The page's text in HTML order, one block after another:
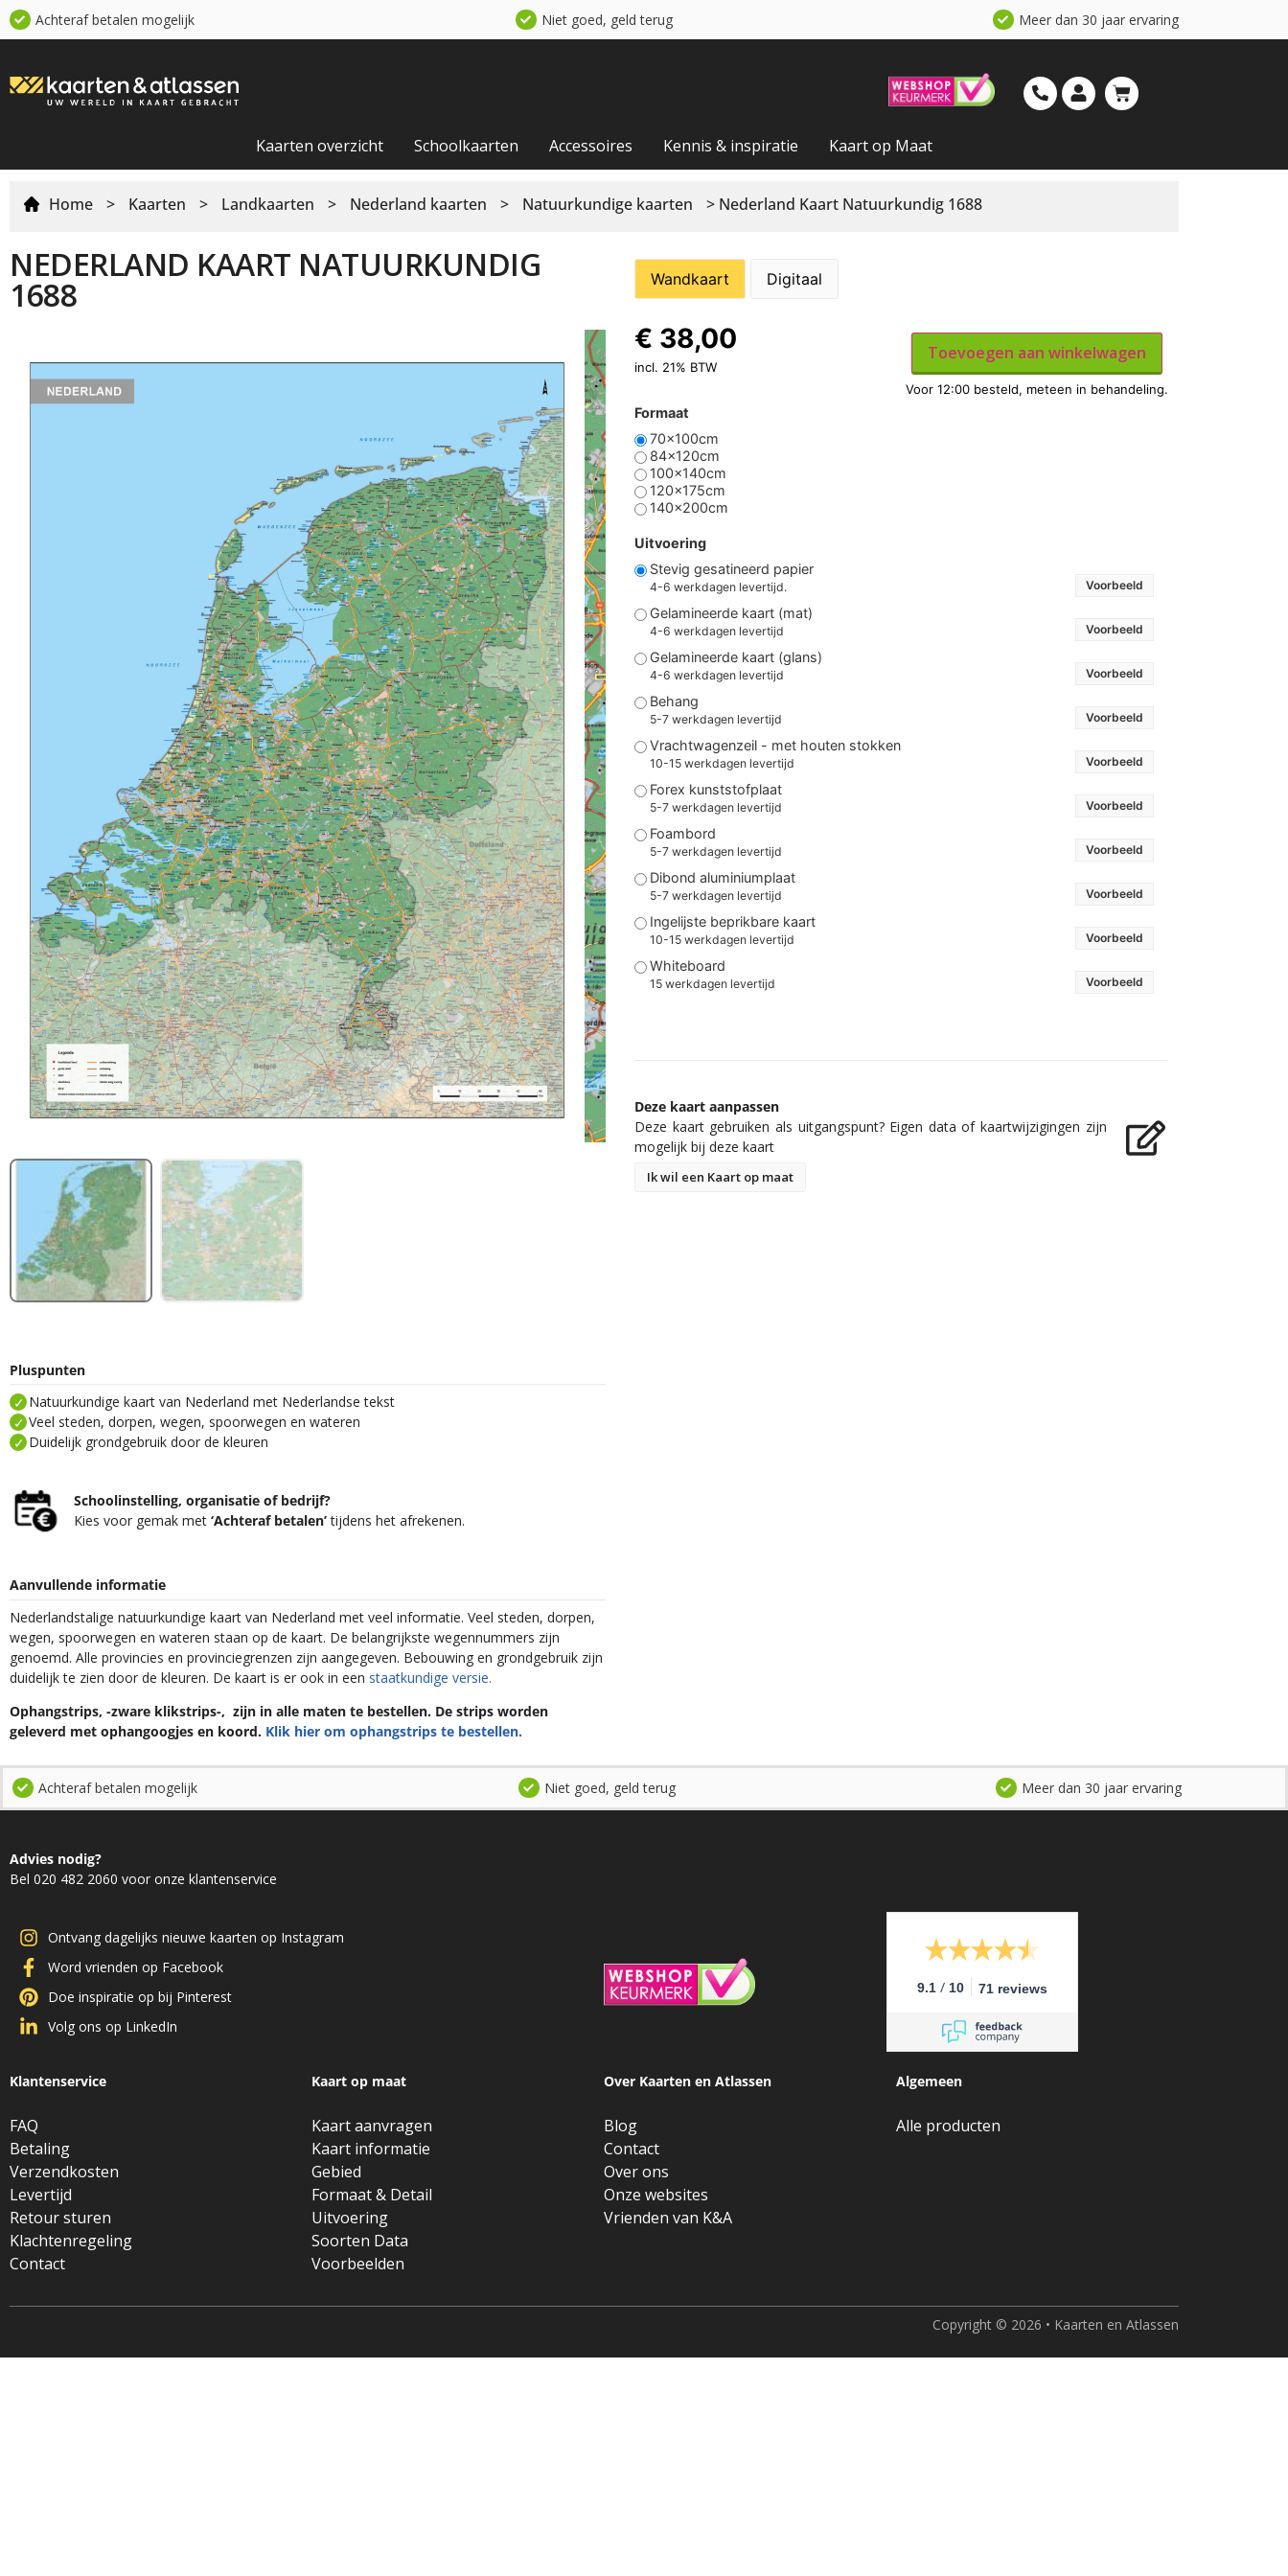
Achteraf betalen mogelijk Niet goed, geld terug Meer dan 30 jaar ervaring
Kaarten overzicht Schoolkaarten Accessoires Kennis & inspiratie Kaart op Maat
Home > Kaarten > Landkaarten > Nederland kaarten > Natuurkundige kaarten > Nederland Kaart Natuurkundig 1688
NEDERLAND KAART NATUURKUNDIG
1688
Pluspunten
Natuurkundige kaart van Nederland met Nederlandse tekst
Veel steden, dorpen, wegen, spoorwegen en wateren
Duidelijk grondgebruik door de kleuren
Schoolinstelling, organisatie of bedrijf?
Kies voor gemak met‘Achteraf betalen’tijdens het afrekenen.
Aanvullende informatie
Nederlandstalige natuurkundige kaart van Nederland met veel informatie. Veel steden, dorpen,
wegen, spoorwegen en wateren staan op de kaart. De belangrijkste wegennummers zijn
genoemd. Alle provincies en provinciegrenzen zijn aangegeven. Bebouwing en grondgebruik zijn
duidelijk te zien door de kleuren. De kaart is er ook in een staatkundige versie.
Ophangstrips, -zware klikstrips-, zijn in alle maten te bestellen. De strips worden
geleverd met ophangoogjes en koord. Klik hier om ophangstrips te bestellen.
Wandkaart Digitaal
Formaat
70x100cm
84x120cm
100x140cm
120x175cm
140x200cm
Uitvoering
Stevig gesatineerd papier
4-6 werkdagen levertijd. Voorbeeld
Gelamineerde kaart (mat)
4-6 werkdagen levertijd Voorbeeld
Gelamineerde kaart (glans)
4-6 werkdagen levertijd Voorbeeld
Behang
5-7 werkdagen levertijd Voorbeeld
Vrachtwagenzeil - met houten stokken
10-15 werkdagen levertijd Voorbeeld
Forex kunststofplaat
5-7 werkdagen levertijd Voorbeeld
Foambord
5-7 werkdagen levertijd Voorbeeld
Dibond aluminiumplaat
5-7 werkdagen levertijd Voorbeeld
Ingelijste beprikbare kaart
10-15 werkdagen levertijd Voorbeeld
Whiteboard
15 werkdagen levertijd Voorbeeld
€ 38,00
incl. 21% BTW
Toevoegen aan winkelwagen
Deze kaart aanpassen
Deze kaart gebruiken als uitgangspunt? Eigen data of kaartwijzigingen zijn
mogelijk bij deze kaart
Ik wil een Kaart op maat
Achteraf betalen mogelijk Niet goed, geld terug Meer dan 30 jaar ervaring
Advies nodig?
Bel 020 482 2060 voor onze klantenservice
Ontvang dagelijks nieuwe kaarten op Instagram
Word vrienden op Facebook
Doe inspiratie op bij Pinterest
Volg ons op LinkedIn
9.1 / 10 71 reviews
Klantenservice
FAQ
Betaling
Verzendkosten
Levertijd
Retour sturen
Klachtenregeling
Contact
Kaart op maat
Kaart aanvragen
Kaart informatie
Gebied
Formaat & Detail
Uitvoering
Soorten Data
Voorbeelden
Over Kaarten en Atlassen
Blog
Contact
Over ons
Onze websites
Vrienden van K&A
Algemeen
Alle producten
Copyright © 2026 • Kaarten en Atlassen